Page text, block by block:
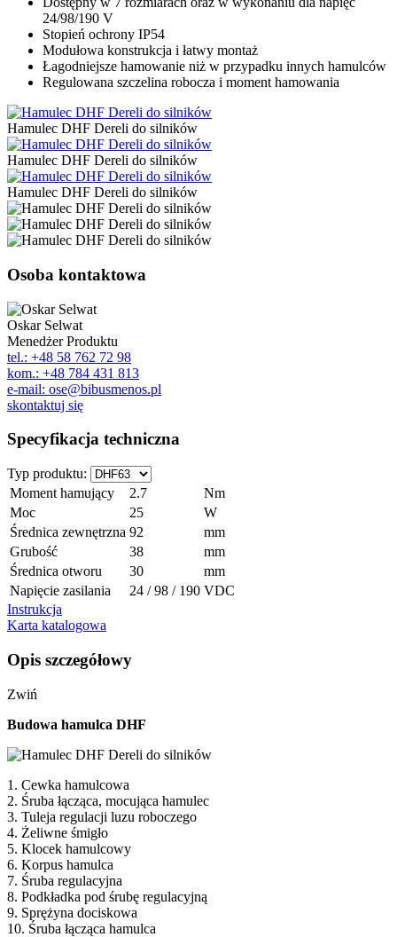
24/98/190 V
Stopień ochrony IP54
Modułowa konstrukcja i łatwy montaż
Łagodniejsze hamowanie niż w przypadku innych hamulców
Regulowana szczelina robocza i moment hamowania
Hamulec DHF Dereli do silników
Hamulec DHF Dereli do silników
Hamulec DHF Dereli do silników
Osoba kontaktowa
Oskar Selwat
Menedżer Produktu
tel.: +48 58 762 72 98
kom.: +48 784 431 813
e-mail: ose@bibusmenos.pl
skontaktuj się
Specyfikacja techniczna
Typ produktu:
Moment hamujący
2.7
Nm
Moc
25
W
Średnica zewnętrzna 92
mm
Grubość
38
mm
Średnica otworu
30
mm
Napięcie zasilania
24 / 98 / 190 VDC
Instrukcja
Karta katalogowa
Opis szczegółowy
Zwiń
Budowa hamulca DHF
1. Cewka hamulcowa
2. Śruba łącząca, mocująca hamulec
3. Tuleja regulacji luzu roboczego
4. Żeliwne śmigło
5. Klocek hamulcowy
6. Korpus hamulca
7. Śruba regulacyjna
8. Podkładka pod śrubę regulacyjną
9. Sprężyna dociskowa
10. Śruba łącząca hamulca